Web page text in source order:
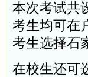
本次考试共
考生均可在
考生选择石
在校生还可